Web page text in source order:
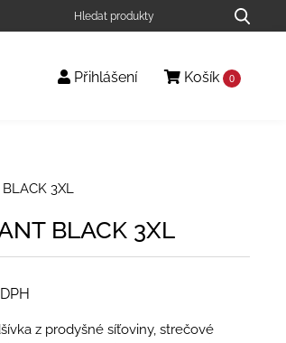
Přihlášení Košík 0
3XL
BLACK 3XL
z prodyšné síťoviny, strečové